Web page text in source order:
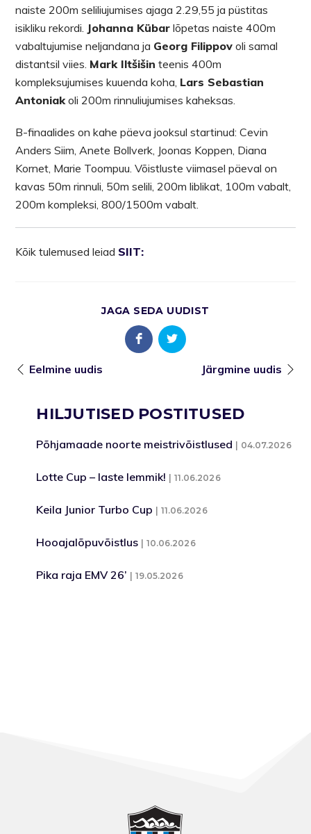
naiste 200m seliliujumises ajaga 2.29,55 ja püstitas
isikliku rekordi. Johanna Kübar lõpetas naiste 400m
vabaltujumise neljandana ja Georg Filippov oli samal
distantsil viies. Mark Iltšišin teenis 400m
kompleksujumises kuuenda koha, Lars Sebastian
Antoniakoli 200m rinnuliujumises kaheksas.
B-finaalides on kahe päeva jooksul startinud: Cevin
Anders Siim, Anete Bollverk, Joonas Koppen, Diana
Kornet, Marie Toompuu. Võistluste viimasel päeval on
kavas 50m rinnuli, 50m selili, 200m liblikat, 100m vabalt,
200m kompleksi, 800/1500m vabalt.
Kõik tulemused leiad SIIT:
JAGA SEDA UUDIST
Eelmine uudis Järgmine uudis
HILJUTISED POSTITUSED
Põhjamaade noorte meistrivõistlused 04.07.2026
Lotte Cup – laste lemmik! 11.06.2026
Keila Junior Turbo Cup 11.06.2026
Hooajalõpuvõistlus 10.06.2026
Pika raja EMV 26’ 19.05.2026